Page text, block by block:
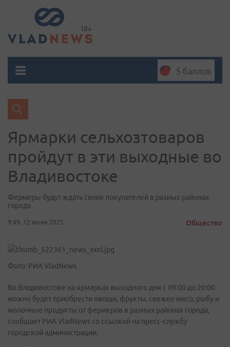
5 баллов
Ярмарки сельхозтоваров
пройдут в эти выходные во
Владивостоке
Фермеры будут ждать своих покупателей в разных районах
города
9:49, 12 июня 2025 Общество
Фото: РИА VladNews
Во Владивостоке на ярмарках выходного дня с 09:00 до 20:00
можно будет приобрести овощи, фрукты, свежее мясо, рыбу и
молочные продукты от фермеров в разных районах города,
сообщает РИА VladNews со ссылкой на пресс-службу
городской администрации.